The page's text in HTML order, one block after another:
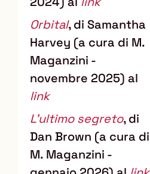
Orbital, di Samantha
Harvey (a cura di M.
Maganzini -
novembre 2025) al
link
L'ultimo segreto, di
Dan Brown (a cura di
M. Maganzini -